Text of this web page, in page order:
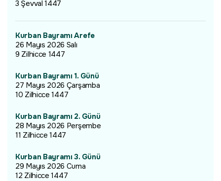
3 Şevval 1447
Kurban Bayramı Arefe
26 Mayıs 2026 Salı
9 Zilhicce 1447
Kurban Bayramı 1. Günü
27 Mayıs 2026 Çarşamba
10 Zilhicce 1447
Kurban Bayramı 2. Günü
28 Mayıs 2026 Perşembe
11 Zilhicce 1447
Kurban Bayramı 3. Günü
29 Mayıs 2026 Cuma
12 Zilhicce 1447